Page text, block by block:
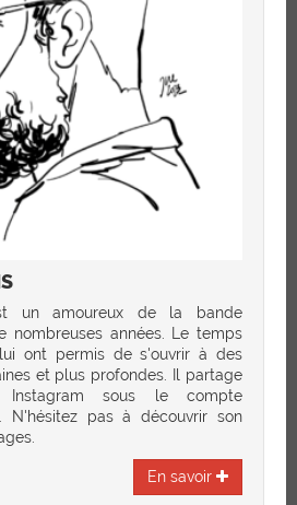
un amoureux de la bande
nombreuses années. Le temps
ont permis de s'ouvrir à des
et plus profondes. Il partage
sous le compte
N'hésitez pas à découvrir son
En savoir